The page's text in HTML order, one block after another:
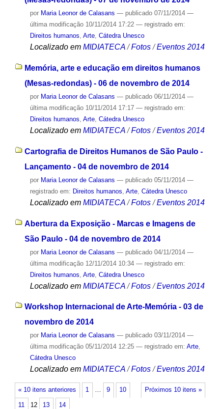
por Maria Leonor de Calasans — publicado07/11/2014 —
última modificação10/11/2014 17:22 — registrado em:
Direitos humanos, Arte, Cátedra Unesco
Localizado em MIDIATECA /Fotos /Eventos 2014
Memória, arte e educação em direitos humanos
(Mesas-redondas) - 06 de novembro de 2014
por Maria Leonor de Calasans — publicado06/11/2014 —
última modificação10/11/2014 17:17 — registrado em:
Direitos humanos, Arte, Cátedra Unesco
Localizado em MIDIATECA /Fotos /Eventos 2014
Cartografia de Direitos Humanos de São Paulo -
Lançamento - 04 de novembro de 2014
por Maria Leonor de Calasans — publicado05/11/2014 —
registrado em: Direitos humanos Arte, Cátedra Unesco
Localizado em MIDIATECA /Fotos /Eventos 2014
Abertura da Exposição - Marcas e Imagens de
São Paulo - 04 de novembro de 2014
por Maria Leonor de Calasans — publicado04/11/2014 —
última modificação12/11/2014 10:34 — registrado em:
Direitos humanos Arte, Cátedra Unesco
Localizado em MIDIATECA /Fotos /Eventos 2014
Workshop Internacional de Arte-Memória - 03 de
novembro de 2014
por Maria Leonor de Calasans — publicado03/11/2014 —
última modificação05/11/2014 12:25 — registrado em: Arte,
Cátedra Unesco
Localizado em MIDIATECA /Fotos /Eventos 2014
« 10 itens anteriores Próximos 10 itens »
1 … 9 10
11 12 13 14